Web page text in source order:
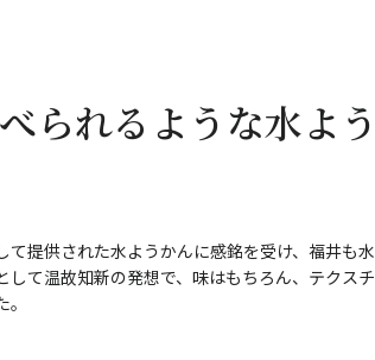
られるような水よう
提供された水ようかんに感銘を受け、福井も水
て温故知新の発想で、味はもちろん、テクスチ